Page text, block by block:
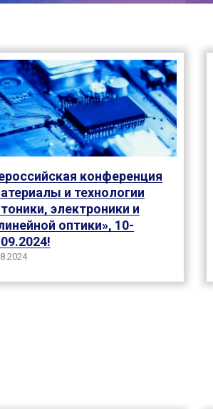
конференция
и технологии
электроники и
оптики», 10-